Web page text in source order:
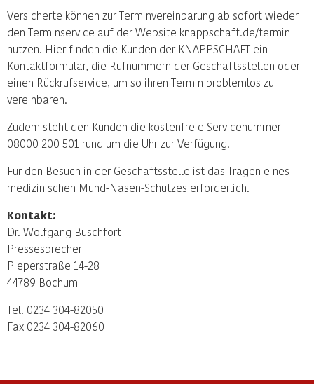
Versicherte können zur Terminvereinbarung ab sofort wieder
den Terminservice auf der Website knappschaft.de/termin
nutzen. Hier finden die Kunden der KNAPPSCHAFT ein
Kontaktformular, die Rufnummern der Geschäftsstellen oder
einen Rückrufservice, um so ihren Termin problemlos zu
vereinbaren.
Zudem steht den Kunden die kostenfreie Servicenummer
08000 200 501 rund um die Uhr zur Verfügung.
Für den Besuch in der Geschäftsstelle ist das Tragen eines
medizinischen Mund-Nasen-Schutzes erforderlich.
Kontakt:
Dr. Wolfgang Buschfort
Pressesprecher
Pieperstraße 14-28
44789 Bochum
Tel. 0234 304-82050
Fax 0234 304-82060